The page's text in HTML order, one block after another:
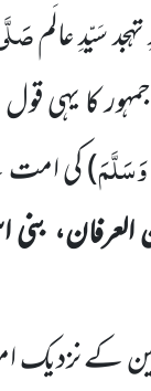
سَیّدِ عالَم
کا یہی
)کی امت
العرفان،
کے نزدیک